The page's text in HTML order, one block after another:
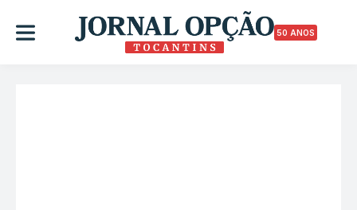
50 ANOS